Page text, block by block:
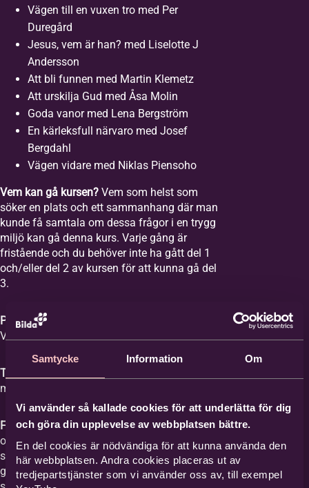
Samtycke Information Om
Vi använder så kallade cookies för att underlätta för dig
och göra din upplevelse av webbplatsen bättre.
En del cookies är nödvändiga för att kunna använda den
här webbplatsen. Andra cookies placeras ut av
tredjepartstjänster som vi använder oss av, till exempel
Vägen till en vuxen tro med Per
Duregård
Jesus, vem är han? med Liselotte J
Andersson
Att bli funnen med Martin Klemetz
Att urskilja Gud med Åsa Molin
Goda vanor med Lena Bergström
En kärleksfull närvaro med Josef
Bergdahl
Vägen vidare med Niklas Piensoho
Vem kan gå kursen? Vem som helst som
söker en plats och ett sammanhang där man
kunde få samtala om dessa frågor i en trygg
miljö kan gå denna kurs. Varje gång är
fristående och du behöver inte ha gått del 1
och/eller del 2 av kursen för att kunna gå del
3.
Plats:Equmeniakyrkan Vikingstad,
Våghusgatan 1
Tid:
med start tisdagen den 1 september 2026.
Film med samtal:Varje gång har ett ämne
och vi tittar på en film med ett förinspelat
samtal mellan Britta Hermansson och en
gäst där deras erfarenheter och berättelser